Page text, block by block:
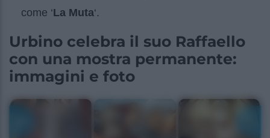
come ‘La Muta‘.
Urbino celebra il suo Raffaello
con una mostra permanente:
immagini e foto